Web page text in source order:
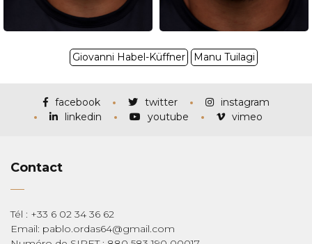
Giovanni Habel-Küffner Manu Tuilagi
facebook twitter
instagram
linkedin
youtube vimeo
Contact
Tél : +33 6 02 34 36 62
Email: pablo.ordas64@gmail.com